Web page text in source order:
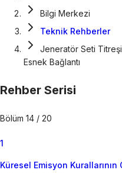
Bilgi Merkezi
Teknik Rehberler
Jeneratör Seti
Esnek Bağlantı
Rehber Serisi
Bölüm 14 / 20
1
Küresel Emisyon